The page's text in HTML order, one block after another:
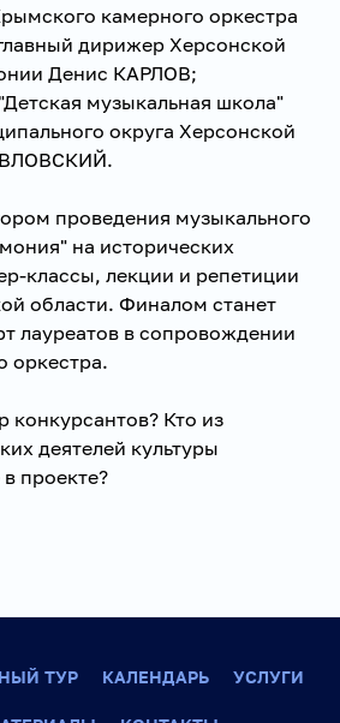
камерного оркестра
дирижер Херсонской
Денис КАРЛОВ;
музыкальная школа"
округа Херсонской
проведения музыкального
на исторических
классы, лекции и репетиции
области. Финалом станет
лауреатов в сопровождении
оркестра.
конкурсантов? Кто из
деятелей культуры
проекте?
ТУР КАЛЕНДАРЬ УСЛУГИ